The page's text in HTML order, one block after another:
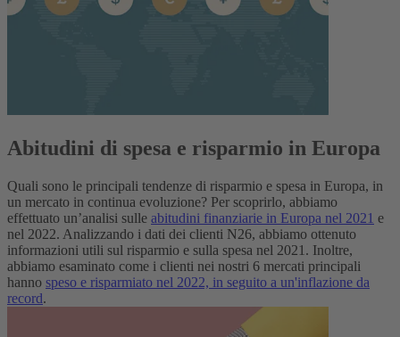
Abitudini di spesa e risparmio in Europa
Quali sono le principali tendenze di risparmio e spesa in Europa, in
un mercato in continua evoluzione? Per scoprirlo, abbiamo
effettuato un’analisi sulle abitudini finanziarie in Europa nel 2021 e
nel 2022. Analizzando i dati dei clienti N26, abbiamo ottenuto
informazioni utili sul risparmio e sulla spesa nel 2021. Inoltre,
abbiamo esaminato come i clienti nei nostri 6 mercati principali
hanno speso e risparmiato nel 2022, in seguito a un'inflazione da
record.